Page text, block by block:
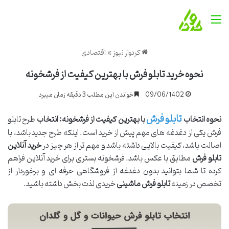
منو
کردوار نیوز»اقتصادی
نحوه خرید تابلو فرش با بهترین کیفیت از فرشخونه
09/06/1402 خواندن این مطلب 3 دقیقه زمان میبرد
نحوه انتخابتابلو فرشبا بهترین کیفیت از فرشخونه: انتخابطرح تابلو
فرش یکی از دغدغه های مهم پیش از خرید است. اینکه طرح جدید باشد، با
اصالت باشد، کیفیت بالایی داشته باشد و مهم تر از هر چیز درخرید آنلاین
تابلو فرشمطابق با عکس باشد. فرشخونه بستری برای خرید آنلاین فراهم
کرده تا شما بتوانید بدون دغدغه از فروشگاهی حرفه ای و برخوردار از
تخصص در زمینهتابلو فرش ماشینیخریدی لذت بخش داشته باشید.